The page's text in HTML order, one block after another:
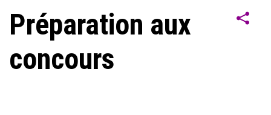
Préparation aux
concours